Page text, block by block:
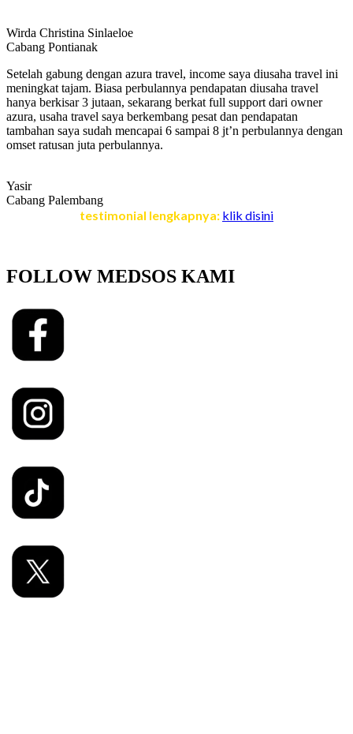
Wirda Christina Sinlaeloe
Cabang Pontianak
Setelah gabung dengan azura travel, income saya diusaha travel ini
meningkat tajam. Biasa perbulannya pendapatan diusaha travel
hanya berkisar 3 jutaan, sekarang berkat full support dari owner
azura, usaha travel saya berkembang pesat dan pendapatan
tambahan saya sudah mencapai 6 sampai 8 jt’n perbulannya dengan
omset ratusan juta perbulannya.
Yasir
Cabang Palembang
testimonial lengkapnya: klik disini
FOLLOW MEDSOS KAMI